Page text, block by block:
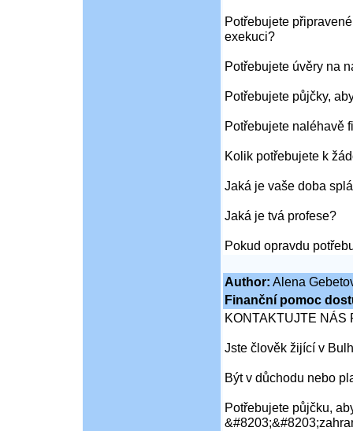
Potřebujete
exekuci?
Potřebujete úvěry na
Potřebujete půjčky,
Potřebujete naléhavě
Kolik potřebujete k
Jaká je vaše doba
Jaká je tvá profese?
Pokud opravdu
Author: Alena
Finanční pomoc
KONTAKTUJTE NÁS
Jste člověk žijící v
Být v důchodu nebo
Potřebujete půjčku,